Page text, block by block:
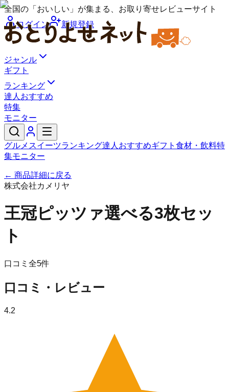
全国の「おいしい」が集まる、お取り寄せレビューサイト
ログイン
新規登録
ジャンル
ギフト
ランキング
達人おすすめ
特集
モニター
グルメ スイーツランキング達人おすすめギフト 食材・飲料特
集モニター
← 商品詳細に戻る
株式会社カメリヤ
王冠ピッツァ選べる3枚セッ
ト
口コミ全5件
口コミ・レビュー
4.2